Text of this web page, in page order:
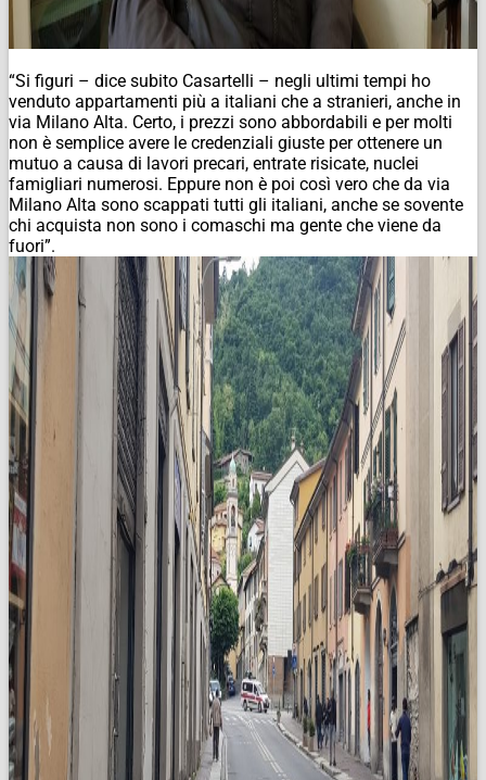
“Si figuri – dice subito Casartelli – negli ultimi tempi ho
venduto appartamenti più a italiani che a stranieri, anche in
via Milano Alta. Certo, i prezzi sono abbordabili e per molti
non è semplice avere le credenziali giuste per ottenere un
mutuo a causa di lavori precari, entrate risicate, nuclei
famigliari numerosi. Eppure non è poi così vero che da via
Milano Alta sono scappati tutti gli italiani, anche se sovente
chi acquista non sono i comaschi ma gente che viene da
fuori”.